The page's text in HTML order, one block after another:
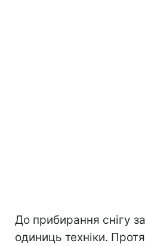
До прибирання снігу
одиниць техніки.